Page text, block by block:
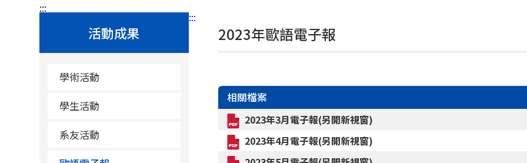
:::
活動成果
學術活動
學生活動
系友活動
:::
2023年歐語電子報
相關檔案
2023年3月電子報(另開新視窗)
2023年4月電子報(另開新視窗)